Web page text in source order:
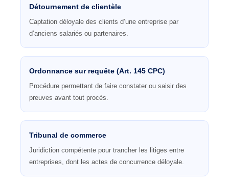
Détournement de clientèle
Captation déloyale des clients d’une entreprise par
d’anciens salariés ou partenaires.
Ordonnance sur requête (Art. 145 CPC)
Procédure permettant de faire constater ou saisir des
preuves avant tout procès.
Tribunal de commerce
Juridiction compétente pour trancher les litiges entre
entreprises, dont les actes de concurrence déloyale.